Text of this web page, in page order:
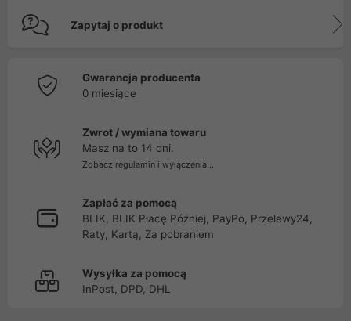
Zapytaj o produkt
Gwarancja producenta
0 miesiące
Zwrot / wymiana towaru
Masz na to 14 dni.
Zobacz regulamin i wyłączenia...
Zapłać za pomocą
BLIK, BLIK Płacę Później, PayPo, Przelewy24,
Raty, Kartą, Za pobraniem
Wysyłka za pomocą
InPost, DPD, DHL